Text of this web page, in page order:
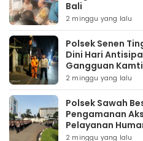
Bali
2 minggu yang lalu
Polsek Senen
Dini Hari
Gangguan
2 minggu yang lalu
Polsek Sawah
Pengamanan
Pelayanan
2 minggu yang lalu